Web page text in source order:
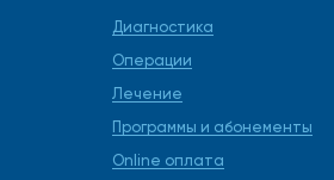
Диагностика
Операции
Лечение
Программы и абонементы
Online оплата